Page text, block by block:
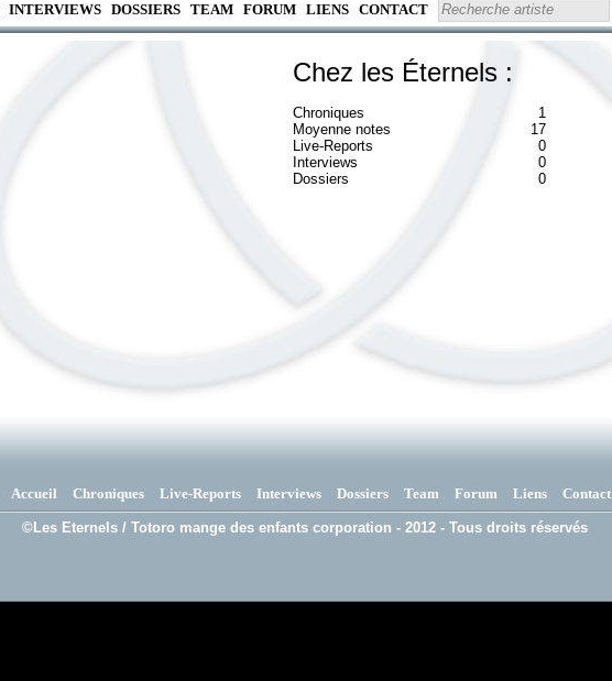
INTERVIEWS DOSSIERS TEAM FORUM LIENS CONTACT
Chez les Éternels :
Chroniques
1
Moyenne notes
17
Live-Reports
0
Interviews
0
Dossiers
0
Accueil Chroniques Live-Reports Interviews Dossiers Team Forum Liens Contact
©Les Eternels / Totoro mange des enfants corporation - 2012 - Tous droits réservés